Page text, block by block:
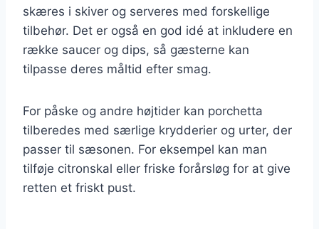
skæres i skiver og serveres med forskellige
tilbehør. Det er også en god idé at inkludere en
række saucer og dips, så gæsterne kan
tilpasse deres måltid efter smag.
For påske og andre højtider kan porchetta
tilberedes med særlige krydderier og urter, der
passer til sæsonen. For eksempel kan man
tilføje citronskal eller friske forårsløg for at give
retten et friskt pust.